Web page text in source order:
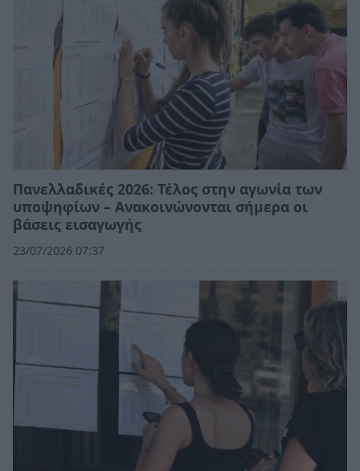
Πανελλαδικές 2026: Τέλος στην αγωνία των
υποψηφίων – Ανακοινώνονται σήμερα οι
βάσεις εισαγωγής
23/07/2026 07:37